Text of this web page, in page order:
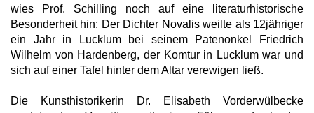
wies Prof. Schilling noch auf eine literaturhistorische
Besonderheit hin: Der Dichter Novalis weilte als 12jähriger
ein Jahr in Lucklum bei seinem Patenonkel Friedrich
Wilhelm von Hardenberg, der Komtur in Lucklum war und
sich auf einer Tafel hinter dem Altar verewigen ließ.
Die Kunsthistorikerin Dr. Elisabeth Vorderwülbecke